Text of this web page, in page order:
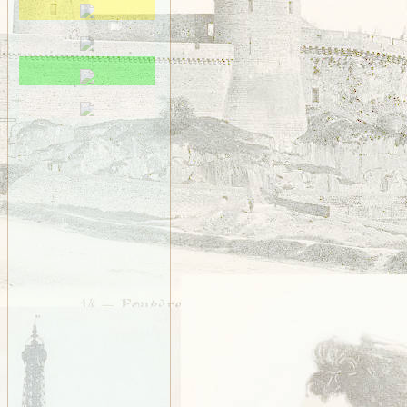
Saint-Méen
Saint-Ouen-des-Alleux
Saint-Père-Marc-en-
Poulet
Saint-Senoux
Saint-Servan
Saint-Suliac
Saint-Thurial
Saint-Énogat
Saint-Étienne-en-
Coglès
Sens-de-Bretagne
Servon